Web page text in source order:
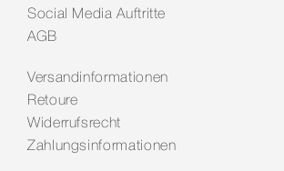
Social Media Auftritte
AGB
Versandinformationen
Retoure
Widerrufsrecht
Zahlungsinformationen